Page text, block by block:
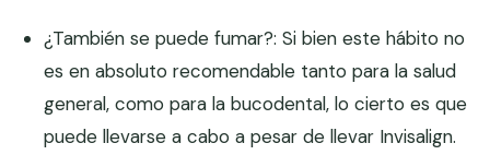
¿También se puede fumar?: Si bien este hábito no
es en absoluto recomendable tanto para la salud
general, como para la bucodental, lo cierto es que
puede llevarse a cabo a pesar de llevar Invisalign.